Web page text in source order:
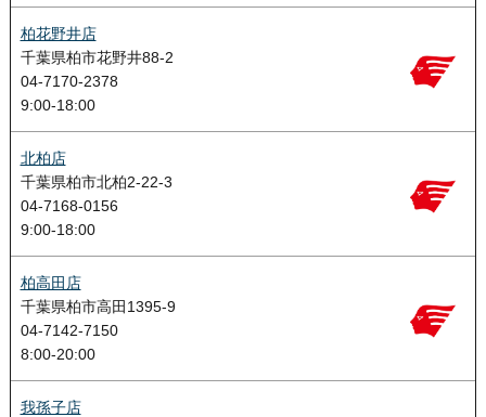
柏花野井店
千葉県柏市花野井88-2
04-7170-2378
9:00-18:00
北柏店
千葉県柏市北柏2-22-3
04-7168-0156
9:00-18:00
柏高田店
千葉県柏市高田1395-9
04-7142-7150
8:00-20:00
我孫子店